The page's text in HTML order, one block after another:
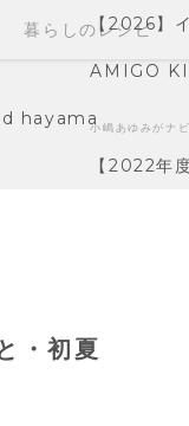
【2026】
AMIGO
hayama小嶋あゆみがナ
【2022年
・初夏
暮らしのレシピ